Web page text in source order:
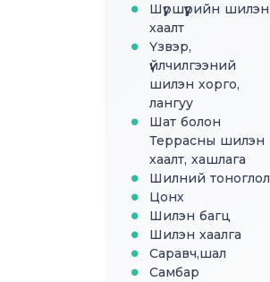
Шүршүүрийн шилэн
хаалт
Үзвэр,
үйлчилгээний
шилэн хорго,
лангуу
Шат болон
Террасны шилэн
хаалт, хашлага
Шилний тоноглол
Цонх
Шилэн багц
Шилэн хаалга
Саравч,шал
Самбар